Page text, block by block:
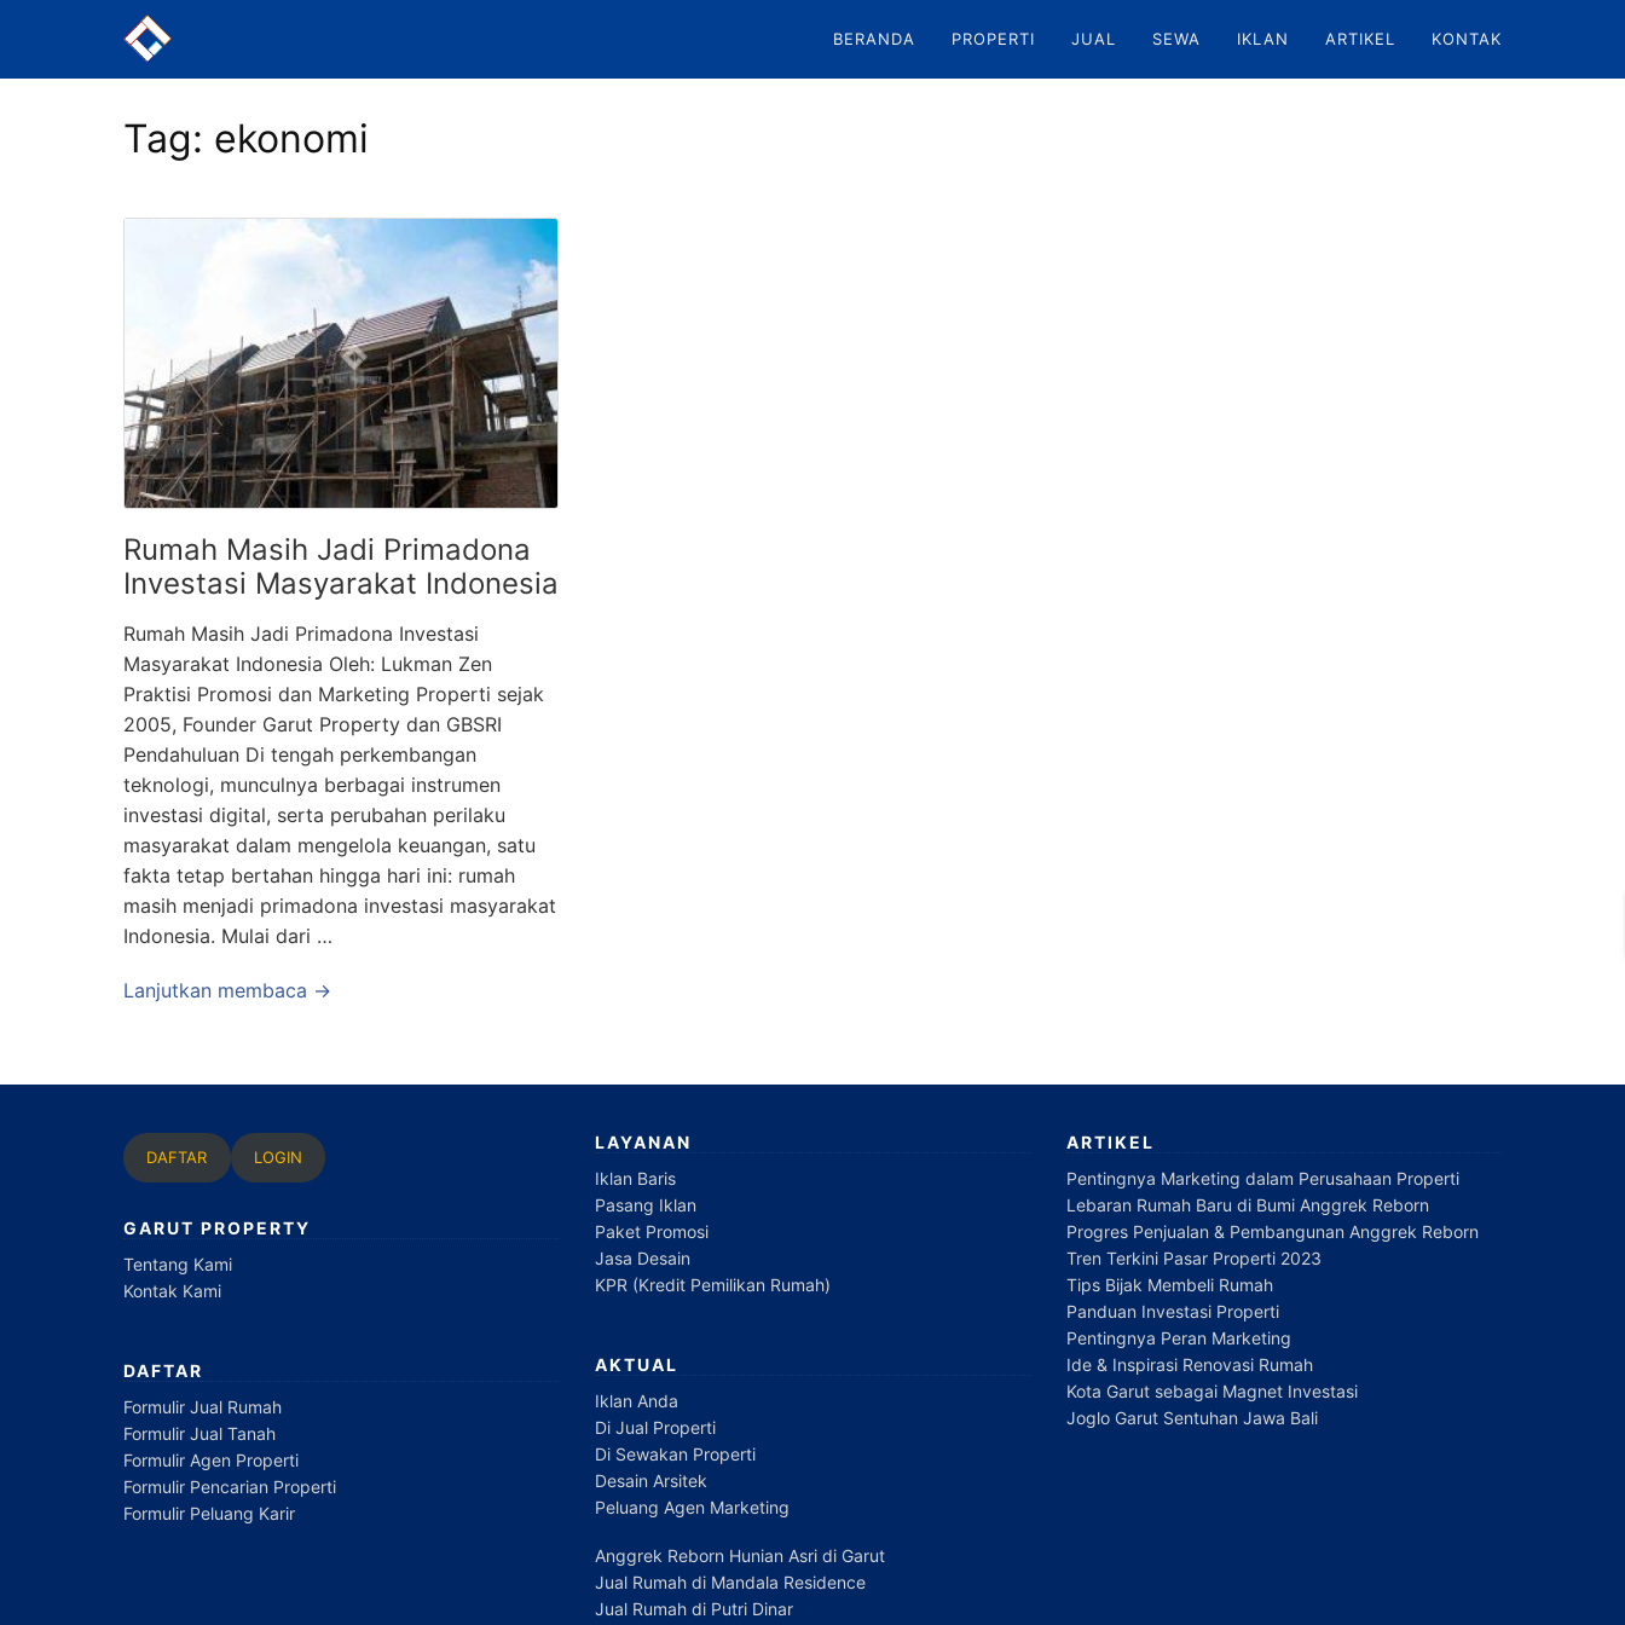
konten
BERANDA PROPERTI JUAL SEWA IKLAN ARTIKEL KONTAK
Tag: ekonomi
Rumah Masih Jadi Primadona
Investasi Masyarakat Indonesia
Rumah Masih Jadi Primadona Investasi
Masyarakat Indonesia Oleh: Lukman Zen
Praktisi Promosi dan Marketing Properti sejak
2005, Founder Garut Property dan GBSRI
Pendahuluan Di tengah perkembangan
teknologi, munculnya berbagai instrumen
investasi digital, serta perubahan perilaku
masyarakat dalam mengelola keuangan, satu
fakta tetap bertahan hingga hari ini: rumah
masih menjadi primadona investasi masyarakat
Indonesia. Mulai dari …
Lanjutkan membaca →
DAFTAR LOGIN
GARUT PROPERTY
Tentang Kami
Kontak Kami
DAFTAR
Formulir Jual Rumah
Formulir Jual Tanah
Formulir Agen Properti
Formulir Pencarian Properti
Formulir Peluang Karir
LAYANAN
Iklan Baris
Pasang Iklan
Paket Promosi
Jasa Desain
KPR (Kredit Pemilikan Rumah)
AKTUAL
Iklan Anda
Di Jual Properti
Di Sewakan Properti
Desain Arsitek
Peluang Agen Marketing
Anggrek Reborn Hunian Asri di Garut
Jual Rumah di Mandala Residence
Jual Rumah di Putri Dinar
ARTIKEL
Pentingnya Marketing dalam Perusahaan Properti
Lebaran Rumah Baru di Bumi Anggrek Reborn
Progres Penjualan & Pembangunan Anggrek Reborn
Tren Terkini Pasar Properti 2023
Tips Bijak Membeli Rumah
Panduan Investasi Properti
Pentingnya Peran Marketing
Ide & Inspirasi Renovasi Rumah
Kota Garut sebagai Magnet Investasi
Joglo Garut Sentuhan Jawa Bali